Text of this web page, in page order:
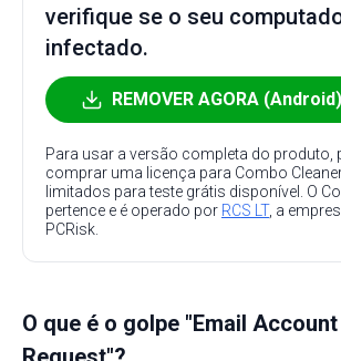
verifique se o seu
infectado.
REMOVER AGORA (Android)
Para usar a versão completa do produto,
comprar uma licença para Combo
limitados para teste grátis disponível. O
pertence e é operado por RCS LT, a
PCRisk.
O que é o golpe "Email